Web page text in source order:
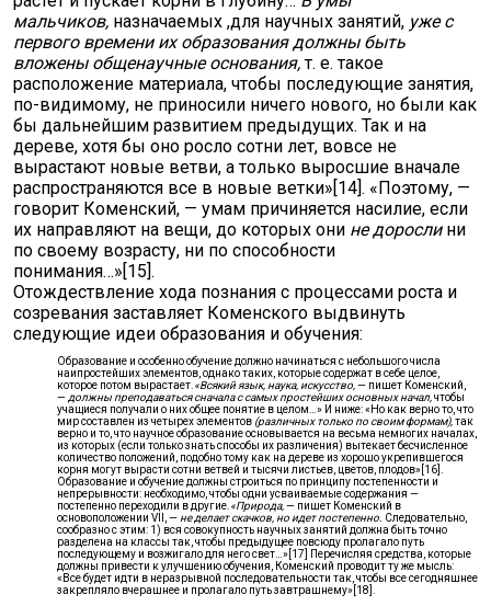
мальчиков, назначаемых ,для научных занятий, уже с
первого времени их образования должны быть
вложены общенаучные основания, т. е. такое
расположение материала, чтобы последующие занятия,
по-видимому, не приносили ничего нового, но были как
бы дальнейшим развитием предыдущих. Так и на
дереве, хотя бы оно росло сотни лет, вовсе не
вырастают новые ветви, а только выросшие вначале
распространяются все в новые ветки»[14]. «Поэтому, —
говорит Коменский, — умам причиняется насилие, если
их направляют на вещи, до которых они не доросли ни
по своему возрасту, ни по способности
понимания…»[15].
Отождествление хода познания с процессами роста и
созревания заставляет Коменского выдвинуть
следующие идеи образования и обучения:
Образование и особенно обучение должно начинаться с небольшого числа
наипростейших элементов, однако таких, которые содержат в себе целое,
которое потом вырастает. «Всякий язык, наука, искусство, — пишет Коменский,
— должны преподаваться сначала с самых простейших основных начал, чтобы
учащиеся получали о них общее понятие в целом…» И ниже: «Но как верно то, что
мир составлен из четырех элементов (различных только по своим формам), так
верно и то, что научное образование основывается на весьма немногих началах,
из которых (если только знать способы их различения) вытекает бесчисленное
количество положений, подобно тому как на дереве из хорошо укрепившегося
корня могут вырасти сотни ветвей и тысячи листьев, цветов, плодов»[16].
Образование и обучение должны строиться по принципу постепенности и
непрерывности: необходимо, чтобы одни усваиваемые содержания —
постепенно переходили в другие. «Природа, — пишет Коменский в
основоположении VII, — не делает скачков, но идет постепенно. Следовательно,
сообразно с этим: 1) вся совокупность научных занятий должна быть точно
разделена на классы так, чтобы предыдущее повсюду пролагало путь
последующему и возжигало для него свет…»[17] Перечисляя средства, которые
должны привести к улучшению обучения, Коменский проводит ту же мысль:
«Все будет идти в неразрывной последовательности так, чтобы все сегодняшнее
закрепляло вчерашнее и пролагало путь завтрашнему»[18].